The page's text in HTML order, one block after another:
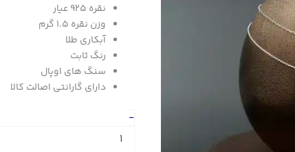
نقره ۹۲۵ عیار
وزن نقره ۱.۵ گرم
آبکاری طلا
رنگ ثابت
سنگ های اوپال
دارای گارانتی اصالت کالا
-
زنانه